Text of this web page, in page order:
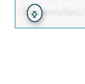
Parfums